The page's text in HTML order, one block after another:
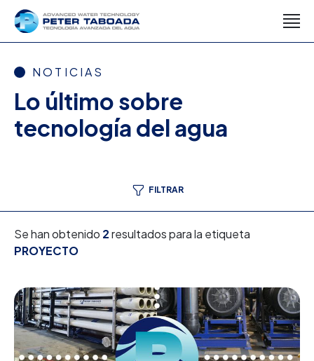
NOTICIAS
Lo último sobre
tecnología del agua
FILTRAR
Se han obtenido 2resultados para la etiqueta
PROYECTO